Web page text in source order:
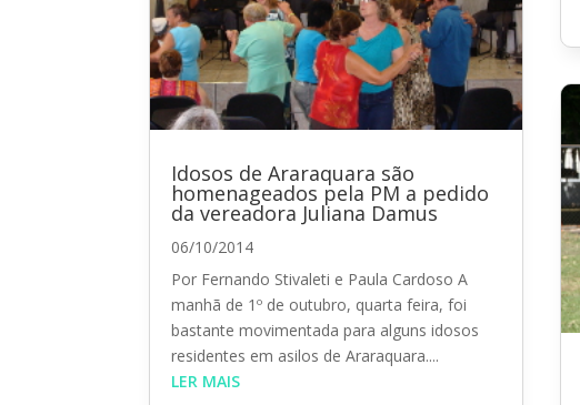
Idosos de Araraquara são
homenageados pela PM a pedido
da vereadora Juliana Damus
06/10/2014
Por Fernando Stivaleti e Paula Cardoso A
manhã de 1º de outubro, quarta feira, foi
bastante movimentada para alguns idosos
residentes em asilos de Araraquara....
LER MAIS